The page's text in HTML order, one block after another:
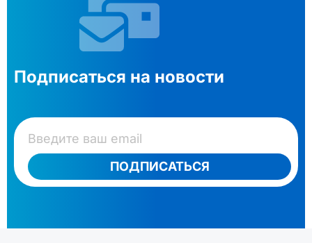
Подписаться на новости
ПОДПИСАТЬСЯ